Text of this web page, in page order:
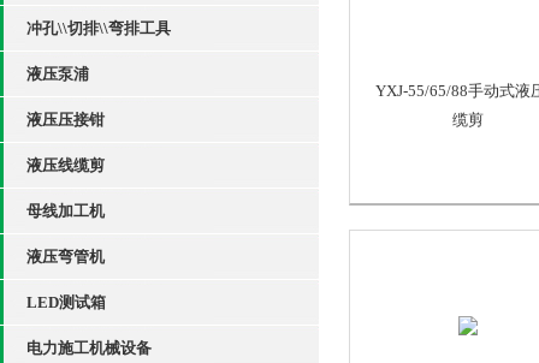
冲孔\\切排\\弯排工具
液压泵浦
液压压接钳
液压线缆剪
母线加工机
液压弯管机
LED测试箱
电力施工机械设备
YXJ-55/65/88手动式液
缆剪